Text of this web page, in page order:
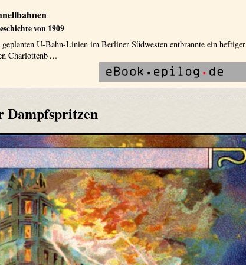
von 1909
U-Bahn-Linien im Berliner Südwesten entbrannte ein heftiger
Charlottenb …
Dampfspritzen